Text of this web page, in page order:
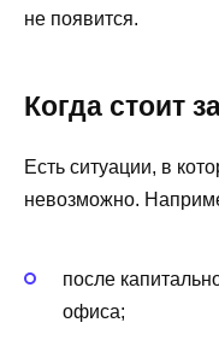
не появится.
Когда стоит
Есть ситуации, в
невозможно.
после
офиса;